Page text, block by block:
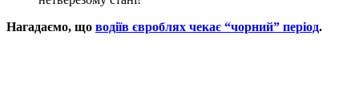
Нагадаємо, що водіїв євроблях чекає “чорний” період.